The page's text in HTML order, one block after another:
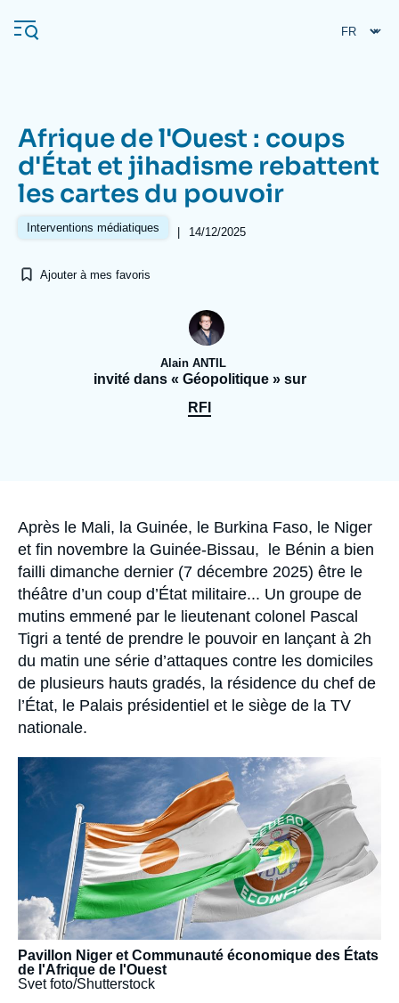
au
contenu
Navigation
principale
L'Ifri
Se connecter
À propos de l'Ifri
Proche-Orient
Afrique de l'Ouest : coups
d'État et jihadisme rebattent
les cartes du pouvoir
Interventions médiatiques | 14/12/2025
Ajouter à mes favoris
Alain ANTIL
invité dans « Géopolitique » sur
RFI
Accroche
Après le Mali, la Guinée, le Burkina Faso, le Niger
et fin novembre la Guinée-Bissau, le Bénin a bien
failli dimanche dernier (7 décembre 2025) être le
théâtre d’un coup d’État militaire... Un groupe de
mutins emmené par le lieutenant colonel Pascal
Tigri a tenté de prendre le pouvoir en lançant à 2h
du matin une série d’attaques contre les domiciles
de plusieurs hauts gradés, la résidence du chef de
l’État, le Palais présidentiel et le siège de la TV
nationale.
Image
principale
médiatique
Pavillon Niger et Communauté économique des États
de l'Afrique de l'Ouest
Svet foto/Shutterstock